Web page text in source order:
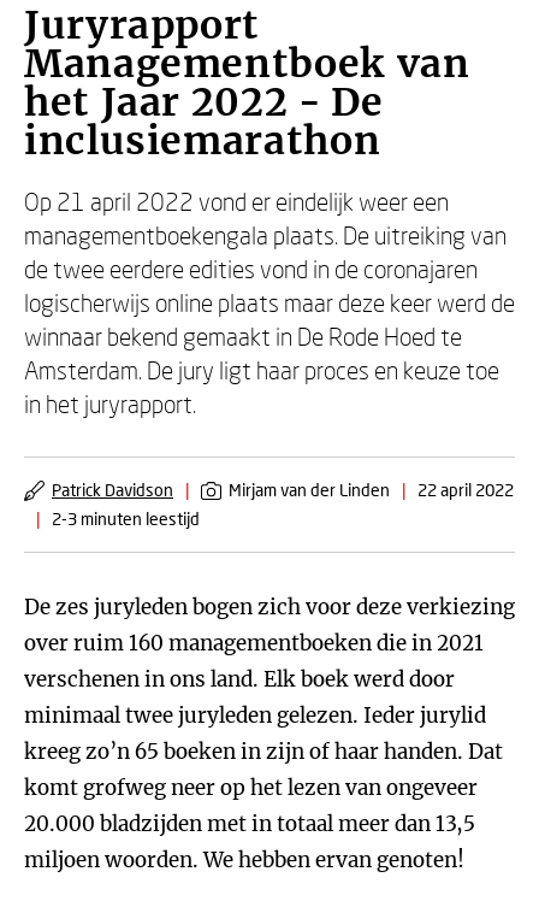
Juryrapport
Managementboek van
het Jaar 2022 - De
inclusiemarathon
Op 21 april 2022 vond er eindelijk weer een
managementboekengala plaats. De uitreiking van
de twee eerdere edities vond in de coronajaren
logischerwijs online plaats maar deze keer werd de
winnaar bekend gemaakt in De Rode Hoed te
Amsterdam. De jury ligt haar proces en keuze toe
in het juryrapport.
Patrick Davidson | Mirjam van der Linden |
22 april 2022
|
2-3 minuten leestijd
De zes juryleden bogen zich voor deze verkiezing
over ruim 160 managementboeken die in 2021
verschenen in ons land. Elk boek werd door
minimaal twee juryleden gelezen. Ieder jurylid
kreeg zo’n 65 boeken in zijn of haar handen. Dat
komt grofweg neer op het lezen van ongeveer
20.000 bladzijden met in totaal meer dan 13,5
miljoen woorden. We hebben ervan genoten!